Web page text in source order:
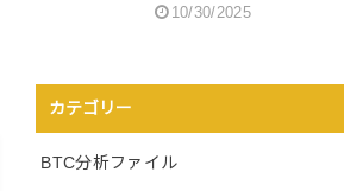
10/30/2025
カテゴリー
BTC分析ファイル